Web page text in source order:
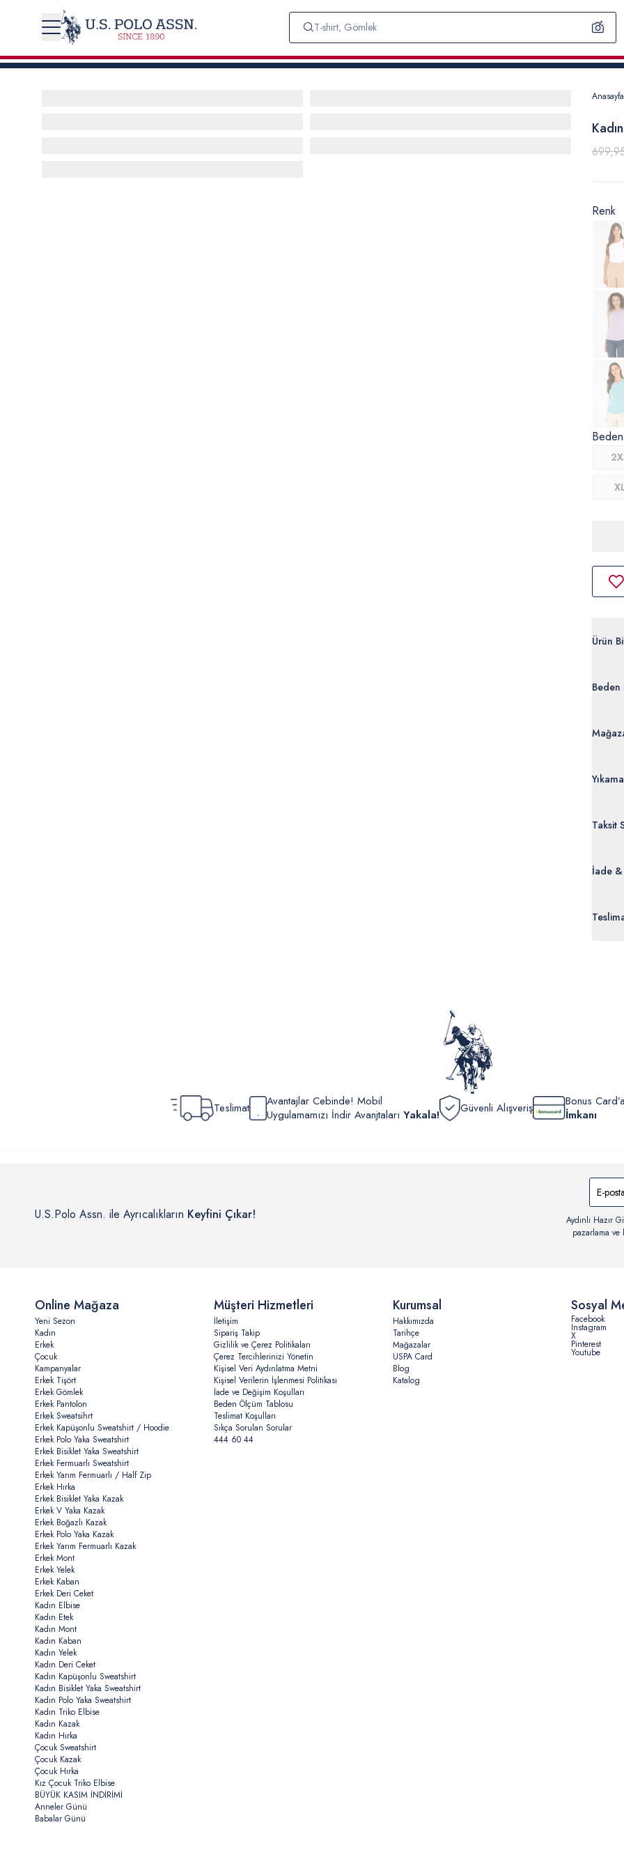
Anasayfa
Beden
Renk
Ürün
%100
Ürün
Beden
Taksit
İade &
Teslimat
Avantajlar Cebinde! Mobil
Uygulamamızı İndir Avanjtaları Yakala! Güvenli Alışveriş
Bonus
İmkanı
U.S.Polo Assn. ile Ayrıcalıkların Keyfini Çıkar!
Aydınlı Hazır
pazarlama
Online Mağaza
Yeni Sezon
Kadın
Erkek
Çocuk
Kampanyalar
Erkek Tişört
Erkek Gömlek
Erkek Pantolon
Erkek Sweatsihrt
Erkek Kapüşonlu Sweatshirt / Hoodie
Erkek Polo Yaka Sweatshirt
Erkek Bisiklet Yaka Sweatshirt
Erkek Fermuarlı Sweatshirt
Erkek Yarım Fermuarlı / Half Zip
Erkek Hırka
Erkek Bisiklet Yaka Kazak
Erkek V Yaka Kazak
Erkek Boğazlı Kazak
Erkek Polo Yaka Kazak
Erkek Yarım Fermuarlı Kazak
Erkek Mont
Erkek Yelek
Erkek Kaban
Erkek Deri Ceket
Kadın Elbise
Kadın Etek
Kadın Mont
Kadın Kaban
Kadın Yelek
Kadın Deri Ceket
Kadın Kapüşonlu Sweatshirt
Kadın Bisiklet Yaka Sweatshirt
Kadın Polo Yaka Sweatshirt
Kadın Triko Elbise
Kadın Kazak
Kadın Hırka
Çocuk Sweatshirt
Çocuk Kazak
Çocuk Hırka
Kız Çocuk Triko Elbise
BÜYÜK KASIM İNDİRİMİ
Anneler Günü
Babalar Günü
Müşteri Hizmetleri
İletişim
Sipariş Takip
Gizlilik ve Çerez Politikaları
Çerez Tercihlerinizi Yönetin
Kişisel Veri Aydınlatma Metni
Kişisel Verilerin İşlenmesi Politikası
İade ve Değişim Koşulları
Beden Ölçüm Tablosu
Teslimat Koşulları
Sıkça Sorulan Sorular
444 60 44
Kurumsal
Hakkımızda
Tarihçe
Mağazalar
USPA Card
Blog
Katalog
Sosyal
Facebook
Instagram
X
Pinterest
Youtube